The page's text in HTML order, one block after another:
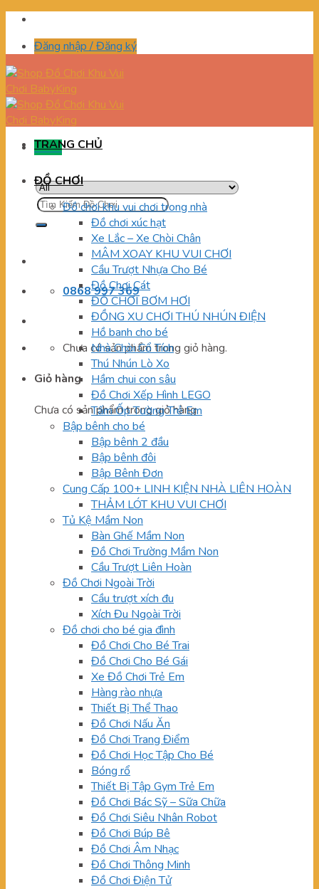
Skip
contentĐăng nhập / Đăng ký
Menu
Tìm
kiếm:
0868 997 369
Chưa có sản phẩm trong giỏ hàng.
Giỏ hàng
Chưa có sản phẩm trong giỏ hàng.
TRANG CHỦ
ĐỒ CHƠI
Đồ chơi khu vui chơi trong nhà
Đồ chơi xúc hạt
Xe Lắc – Xe Chòi Chân
MÂM XOAY KHU VUI CHƠI
Cầu Trượt Nhựa Cho Bé
Đồ Chơi Cát
ĐỒ CHƠI BƠM HƠI
ĐỒNG XU CHƠI THÚ NHÚN ĐIỆN
Hồ banh cho bé
Nhà Chòi Cổ Tích
Thú Nhún Lò Xo
Hầm chui con sâu
Đồ Chơi Xếp Hình LEGO
Tấm Ốp Tường Trẻ Em
Bập bênh cho bé
Bập bênh 2 đầu
Bập bênh đôi
Bập Bênh Đơn
Cung Cấp 100+ LINH KIỆN NHÀ LIÊN HOÀN
THẢM LÓT KHU VUI CHƠI
Tủ Kệ Mầm Non
Bàn Ghế Mầm Non
Đồ Chơi Trường Mầm Non
Cầu Trượt Liên Hoàn
Đồ Chơi Ngoài Trời
Cầu trượt xích đu
Xích Đu Ngoài Trời
Đồ chơi cho bé gia đình
Đồ Chơi Cho Bé Trai
Đồ Chơi Cho Bé Gái
Xe Đồ Chơi Trẻ Em
Hàng rào nhựa
Thiết Bị Thể Thao
Đồ Chơi Nấu Ăn
Đồ Chơi Trang Điểm
Đồ Chơi Học Tập Cho Bé
Bóng rổ
Thiết Bị Tập Gym Trẻ Em
Đồ Chơi Bác Sỹ – Sữa Chữa
Đồ Chơi Siêu Nhân Robot
Đồ Chơi Búp Bê
Đồ Chơi Âm Nhạc
Đồ Chơi Thông Minh
Đồ Chơi Điện Tử